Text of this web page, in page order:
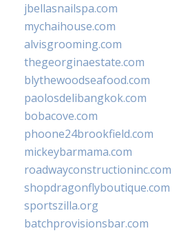
jbellasnailspa.com
mychaihouse.com
alvisgrooming.com
thegeorginaestate.com
blythewoodseafood.com
paolosdelibangkok.com
bobacove.com
phoone24brookfield.com
mickeybarmama.com
roadwayconstructioninc.com
shopdragonflyboutique.com
sportszilla.org
batchprovisionsbar.com